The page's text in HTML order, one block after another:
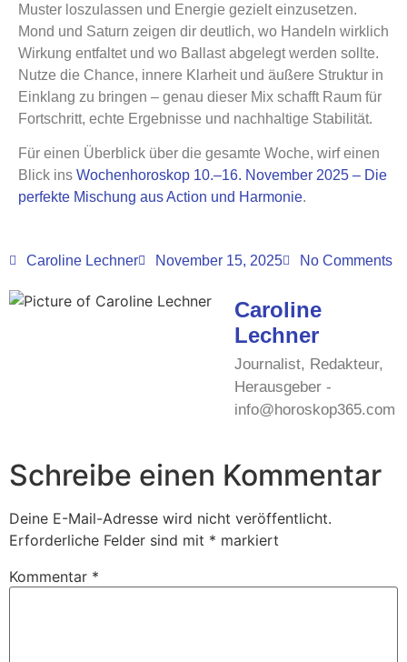
Muster loszulassen und Energie gezielt einzusetzen.
Mond und Saturn zeigen dir deutlich, wo Handeln wirklich
Wirkung entfaltet und wo Ballast abgelegt werden sollte.
Nutze die Chance, innere Klarheit und äußere Struktur in
Einklang zu bringen – genau dieser Mix schafft Raum für
Fortschritt, echte Ergebnisse und nachhaltige Stabilität.
Für einen Überblick über die gesamte Woche, wirf einen
Blick ins Wochenhoroskop 10.–16. November 2025 – Die
perfekte Mischung aus Action und Harmonie.
Caroline Lechner November 15, 2025 No Comments
Caroline
Lechner
Journalist, Redakteur,
Herausgeber -
info@horoskop365.com
Schreibe einen Kommentar
Deine E-Mail-Adresse wird nicht veröffentlicht.
Erforderliche Felder sind mit * markiert
Kommentar *